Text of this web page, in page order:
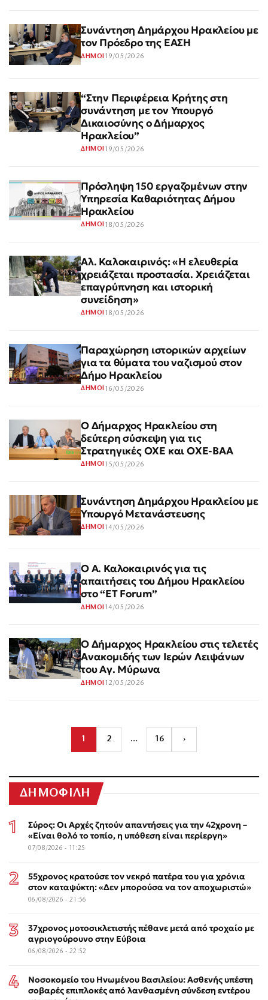
Συνάντηση Δημάρχου Ηρακλείου με
τον Πρόεδρο της ΕΑΣΗ
ΔΗΜΟΙ 19/05/2026
“Στην Περιφέρεια Κρήτης στη
συνάντηση με τον Υπουργό
Δικαιοσύνης ο Δήμαρχος
Ηρακλείου”
ΔΗΜΟΙ19/05/2026
Πρόσληψη 150 εργαζομένων στην
Υπηρεσία Καθαριότητας Δήμου
Ηρακλείου
ΔΗΜΟΙ18/05/2026
Αλ. Καλοκαιρινός: «Η ελευθερία
χρειάζεται προστασία. Χρειάζεται
επαγρύπνηση και ιστορική
συνείδηση»
ΔΗΜΟΙ18/05/2026
Παραχώρηση ιστορικών αρχείων
για τα θύματα του ναζισμού στον
Δήμο Ηρακλείου
ΔΗΜΟΙ16/05/2026
Ο Δήμαρχος Ηρακλείου στη
δεύτερη σύσκεψη για τις
Στρατηγικές ΟΧΕ και ΟΧΕ-ΒΑΑ
ΔΗΜΟΙ15/05/2026
Συνάντηση Δημάρχου Ηρακλείου με
Υπουργό Μετανάστευσης
ΔΗΜΟΙ14/05/2026
Ο Α. Καλοκαιρινός για τις
απαιτήσεις του Δήμου Ηρακλείου
στο “ΕΤ Forum”
ΔΗΜΟΙ 14/05/2026
Ο Δήμαρχος Ηρακλείου στις τελετές
Ανακομιδής των Ιερών Λειψάνων
του Αγ. Μύρωνα
ΔΗΜΟΙ 12/05/2026
1 2 … 16 ›
ΔΗΜΟΦΙΛΗ
Σύρος: Οι Αρχές ζητούν απαντήσεις για την 42χρονη –
«Είναι θολό το τοπίο, η υπόθεση είναι περίεργη»
07/08/2026 - 11:25
55χρονος κρατούσε τον νεκρό πατέρα του για χρόνια
στον καταψύκτη: «Δεν μπορούσα να τον αποχωριστώ»
06/08/2026 - 21:56
37χρονος μοτοσικλετιστής πέθανε μετά από τροχαίο με
αγριογούρουνο στην Εύβοια
06/08/2026 - 22:52
Νοσοκομείο του Ηνωμένου Βασιλείου: Ασθενής υπέστη
σοβαρές επιπλοκές από λανθασμένη σύνδεση εντέρου